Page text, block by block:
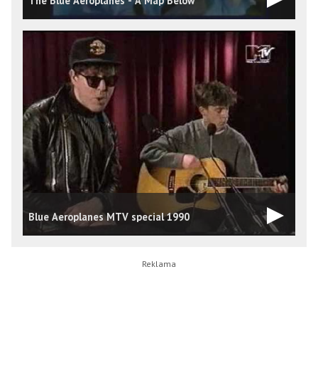
Blue Aeroplanes MTV special 1990